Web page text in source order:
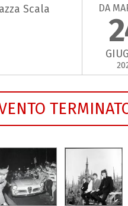
Scala DA